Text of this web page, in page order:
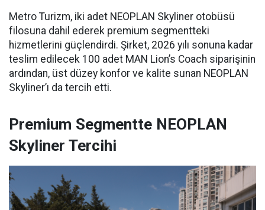
Metro Turizm, iki adet NEOPLAN Skyliner otobüsü
filosuna dahil ederek premium segmentteki
hizmetlerini güçlendirdi. Şirket, 2026 yılı sonuna kadar
teslim edilecek 100 adet MAN Lion’s Coach siparişinin
ardından, üst düzey konfor ve kalite sunan NEOPLAN
Skyliner’ı da tercih etti.
Premium Segmentte NEOPLAN
Skyliner Tercihi